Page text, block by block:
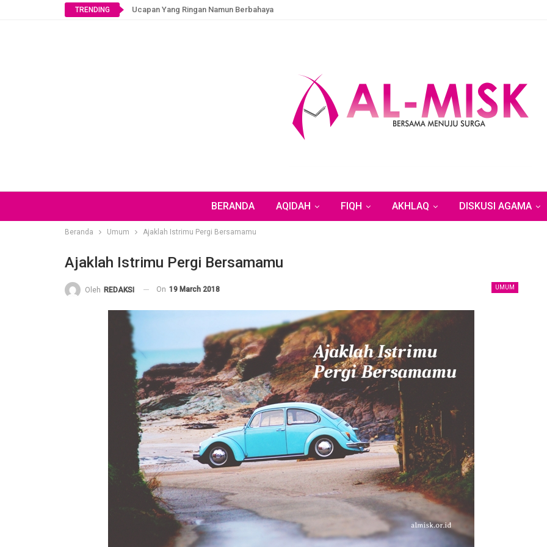
TRENDING Ucapan Yang Ringan Namun Berbahaya
BERANDA AQIDAH FIQH AKHLAQ DISKUSI AGAMA
Beranda Umum Ajaklah Istrimu Pergi Bersamamu
Ajaklah Istrimu Pergi Bersamamu
UMUM
Oleh REDAKSI On 19 March 2018
Pembelaan Rasulullah ﷺ yang paling Utama
adalah dengan Al Ittiba’
6 December 2020
Jangan Saling Berpaling
6 December 2020
Risalah Indah dari seorang Ibu teruntuk
Anaknya yang tercinta
2 November 2020
Mengapa kita harus memperhatikan Aqidah
lebih dahulu daripada amalan yang lain?
Ucapan Yang Ringan Namun Berbahaya
6 December 2021
Telusuri jalan Ilmu Agama, karena itu jalan
Syurga
5 December 2021
Bahaya Dosa Riya
5 December 2021
Adab seorang penuntut Ilmu Terhadap
Dirinya Sendiri
21 May 2021